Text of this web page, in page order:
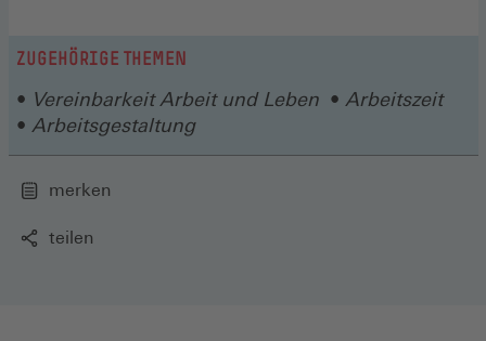
ZUGEHÖRIGE THEMEN
Vereinbarkeit Arbeit und Leben
Arbeitszeit
Arbeitsgestaltung
merken
teilen